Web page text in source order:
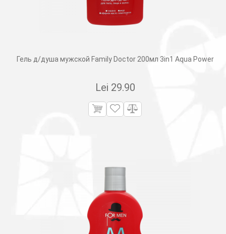
Гель д/душа мужской Family Doctor 200мл 3in1 Aqua Power
Lei 29.90